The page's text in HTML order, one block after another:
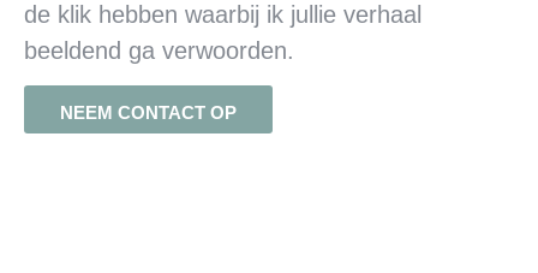
de klik hebben waarbij ik jullie verhaal
beeldend ga verwoorden.
NEEM CONTACT OP